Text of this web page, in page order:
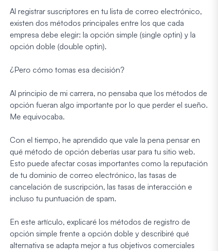
Al registrar suscriptores en tu lista de correo electrónico,
existen dos métodos principales entre los que cada
empresa debe elegir: la opción simple (single optin) y la
opción doble (double optin).
¿Pero cómo tomas esa decisión?
Al principio de mi carrera, no pensaba que los métodos de
opción fueran algo importante por lo que perder el sueño.
Me equivocaba.
Con el tiempo, he aprendido que vale la pena pensar en
qué método de opción deberías usar para tu sitio web.
Esto puede afectar cosas importantes como la reputación
de tu dominio de correo electrónico, las tasas de
cancelación de suscripción, las tasas de interacción e
incluso tu puntuación de spam.
En este artículo, explicaré los métodos de registro de
opción simple frente a opción doble y describiré qué
alternativa se adapta mejor a tus objetivos comerciales